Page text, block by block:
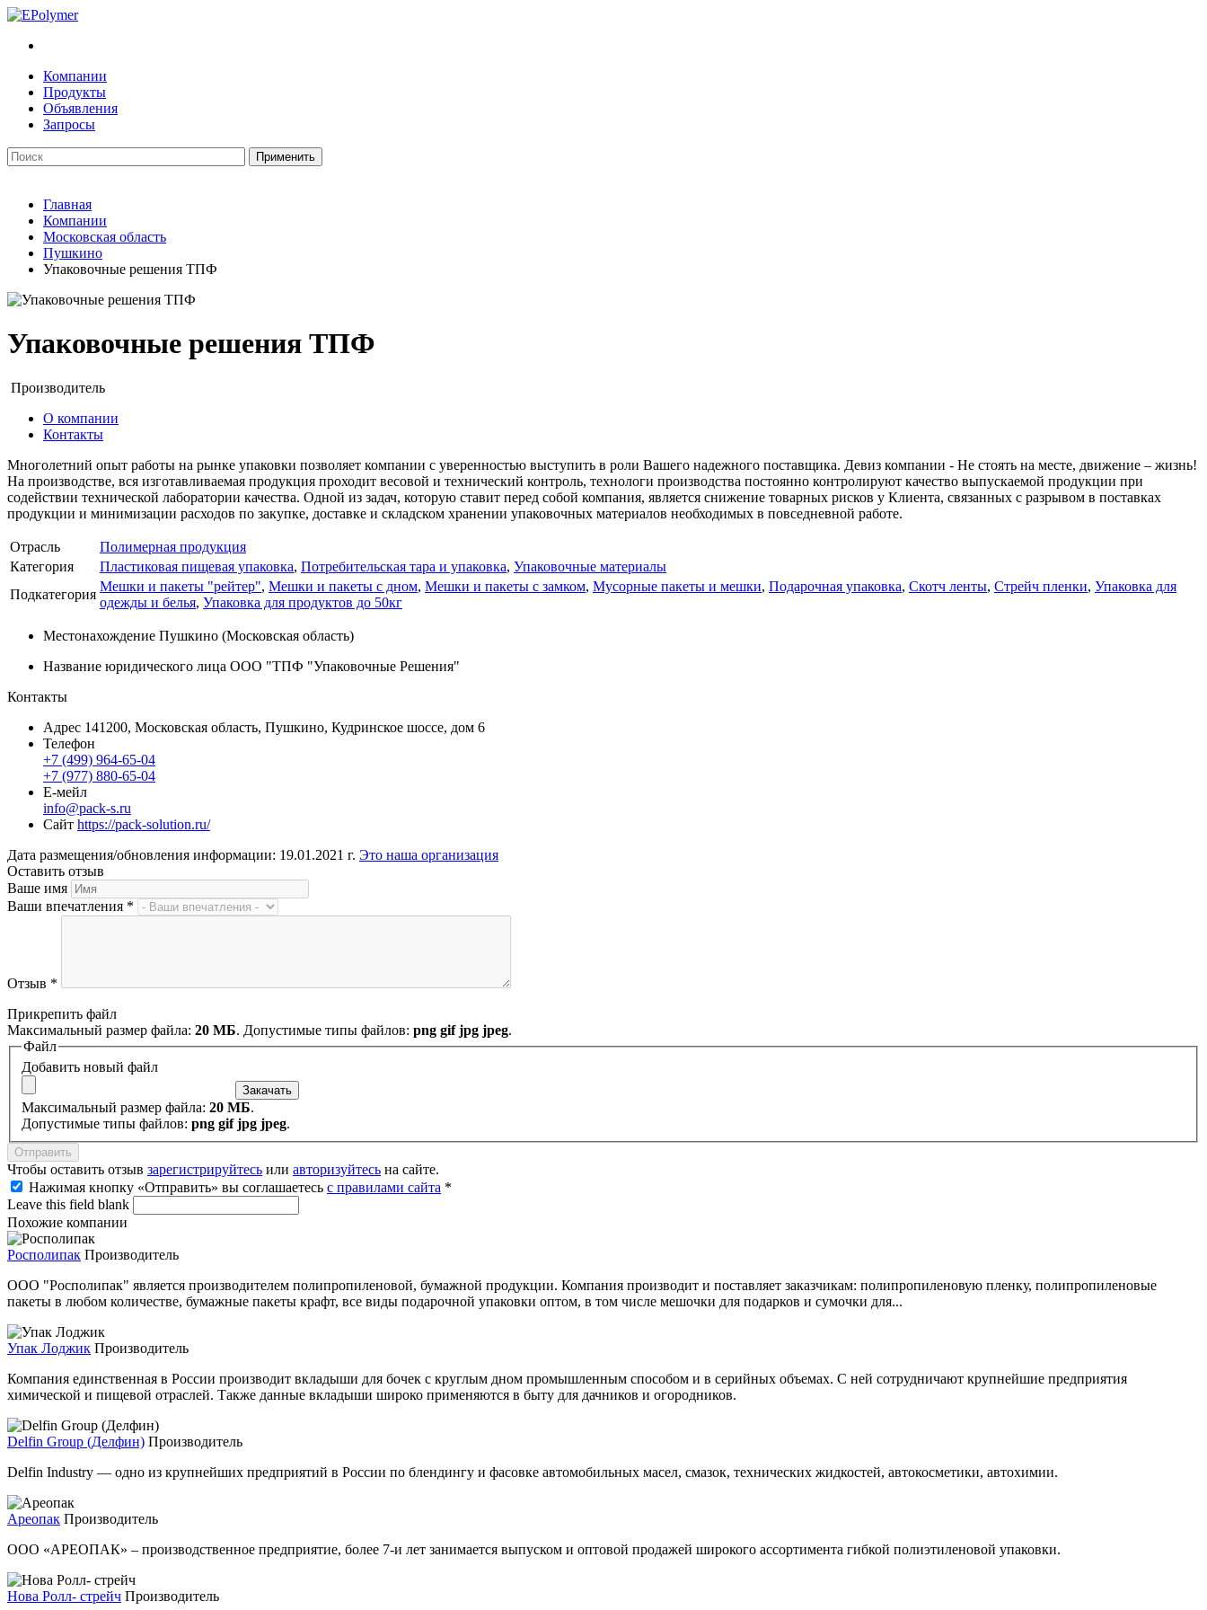
Компании
Продукты
Объявления
Запросы
Главная
Компании
Московская область
Пушкино
Упаковочные решения ТПФ
Упаковочные решения ТПФ
Производитель
О компании
Контакты
Многолетний опыт работы на рынке упаковки позволяет компании с уверенностью выступить в роли Вашего надежного поставщика. Девиз компании - Не стоять на месте, движение – жизнь!
На производстве, вся изготавливаемая продукция проходит весовой и технический контроль, технологи производства постоянно контролируют качество выпускаемой продукции при
содействии технической лаборатории качества. Одной из задач, которую ставит перед собой компания, является снижение товарных рисков у Клиента, связанных с разрывом в поставках
продукции и минимизации расходов по закупке, доставке и складском хранении упаковочных материалов необходимых в повседневной работе.
Отрасль
Полимерная продукция
Категория
Пластиковая пищевая упаковка, Потребительская тара и упаковка, Упаковочные материалы
Подкатегория
Мешки и пакеты "рейтер", Мешки и пакеты с дном, Мешки и пакеты с замком, Мусорные пакеты и мешки, Подарочная упаковка, Скотч ленты, Стрейч пленки, Упаковка для
одежды и белья, Упаковка для продуктов до 50кг
Местонахождение Пушкино (Московская область)
Название юридического лица ООО "ТПФ "Упаковочные Решения"
Контакты
Адрес 141200, Московская область, Пушкино, Кудринское шоссе, дом 6
Телефон
+7 (499) 964-65-04
+7 (977) 880-65-04
Е-мейл
info@pack-s.ru
Сайт https://pack-solution.ru/
Дата размещения/обновления информации: 19.01.2021 г. Это наша организация
Оставить отзыв
Ваше имя
Ваши впечатления *
Отзыв *
Прикрепить файл
Максимальный размер файла: 20 МБ. Допустимые типы файлов: png gif jpg jpeg.
Файл
Добавить новый файл
Максимальный размер файла: 20 МБ.
Допустимые типы файлов: png gif jpg jpeg.
Чтобы оставить отзыв зарегистрируйтесь или авторизуйтесь на сайте.
Нажимая кнопку «Отправить» вы соглашаетесь с правилами сайта *
Leave this field blank
Похожие компании
Росполипак Производитель
ООО "Росполипак" является производителем полипропиленовой, бумажной продукции. Компания производит и поставляет заказчикам: полипропиленовую пленку, полипропиленовые
пакеты в любом количестве, бумажные пакеты крафт, все виды подарочной упаковки оптом, в том числе мешочки для подарков и сумочки для...
Упак Лоджик Производитель
Компания единственная в России производит вкладыши для бочек с круглым дном промышленным способом и в серийных объемах. С ней сотрудничают крупнейшие предприятия
химической и пищевой отраслей. Также данные вкладыши широко применяются в быту для дачников и огородников.
Delfin Group (Делфин) Производитель
Delfin Industry — одно из крупнейших предприятий в России по блендингу и фасовке автомобильных масел, смазок, технических жидкостей, автокосметики, автохимии.
Ареопак Производитель
ООО «АРЕОПАК» – производственное предприятие, более 7-и лет занимается выпуском и оптовой продажей широкого ассортимента гибкой полиэтиленовой упаковки.
Нова Ролл- стрейч Производитель